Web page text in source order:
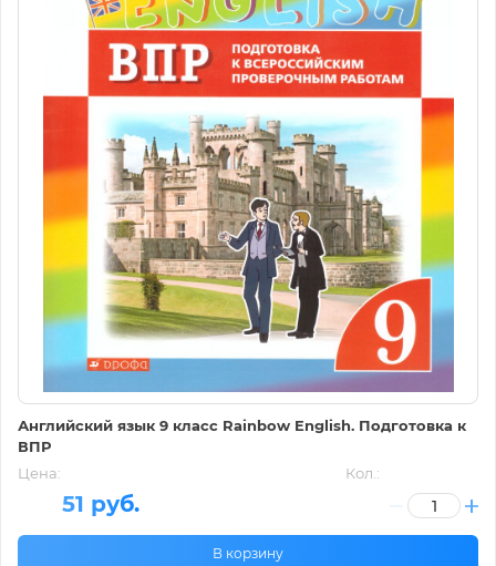
Английский язык 9 класс Rainbow English. Подготовка к
ВПР
Цена:
51 руб.
Кол.:
В корзину